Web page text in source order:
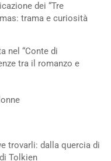
dei “Tre
trama e curiosità
nel “Conte di
tra il romanzo e
trovarli: dalla quercia di
Tolkien